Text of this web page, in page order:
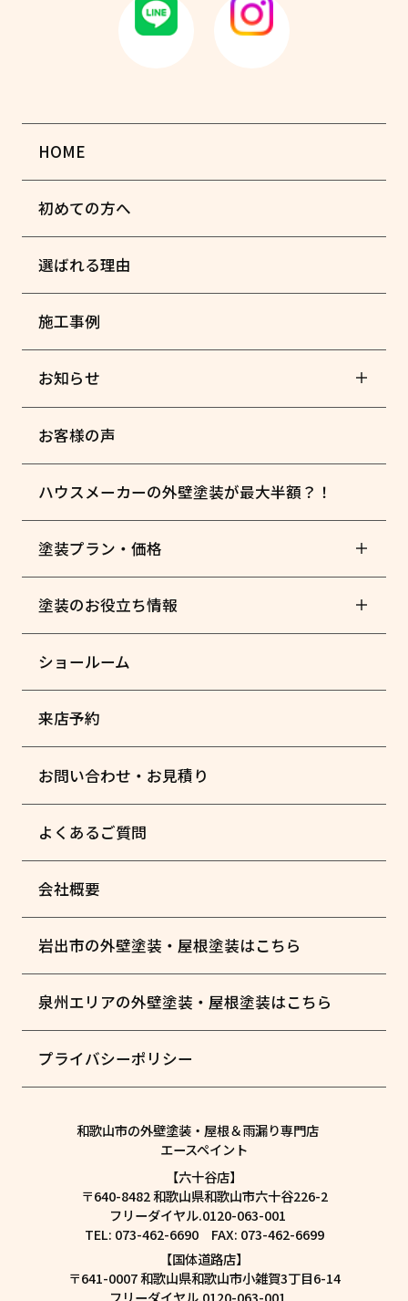
HOME
初めての方へ
選ばれる理由
施工事例
お知らせ
お客様の声
ハウスメーカーの外壁塗装が最大半額？！
塗装プラン・価格
塗装のお役立ち情報
ショールーム
来店予約
お問い合わせ・お見積り
よくあるご質問
会社概要
岩出市の外壁塗装・屋根塗装はこちら
泉州エリアの外壁塗装・屋根塗装はこちら
プライバシーポリシー
和歌山市の外壁塗装・屋根＆雨漏り専門店
エースペイント
【六十谷店】
〒640-8482 和歌山県和歌山市六十谷226-2
フリーダイヤル.0120-063-001
TEL: 073-462-6690 FAX: 073-462-6699
【国体道路店】
〒641-0007 和歌山県和歌山市小雑賀3丁目6-14
フリーダイヤル.0120-063-001